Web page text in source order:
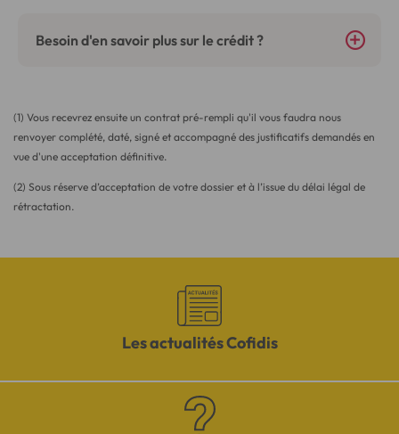
Besoin d'en savoir plus sur le crédit ?
(1) Vous recevrez ensuite un contrat pré-rempli qu'il vous faudra nous
renvoyer complété, daté, signé et accompagné des justificatifs demandés en
vue d'une acceptation définitive.
(2) Sous réserve d’acceptation de votre dossier et à l’issue du délai légal de
rétractation.
Les actualités Cofidis